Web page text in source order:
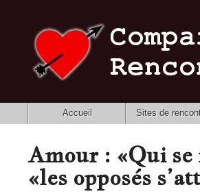
Accueil Sites de
Amour : «Qui se
«les opposés